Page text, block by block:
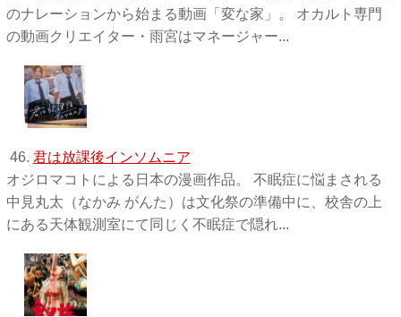
のナレーションから始まる動画「変な家」。 オカルト専門
の動画クリエイター・雨宮はマネージャー...
46. 君は放課後インソムニア
オジロマコトによる日本の漫画作品。 不眠症に悩まされる
中見丸太（なかみ がんた）は文化祭の準備中に、校舎の上
にある天体観測室にて同じく不眠症で隠れ...